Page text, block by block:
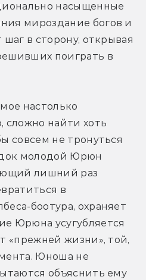
насыщенные
мироздание богов и
шаг в сторону, открывая
поиграть в
настолько
сложно найти хоть
совсем не тронуться
молодой Юрюн
лишний раз
в
боотура, охраняет
Юрюна усугубляется
«прежней жизни», той,
Юноша не
объяснить ему